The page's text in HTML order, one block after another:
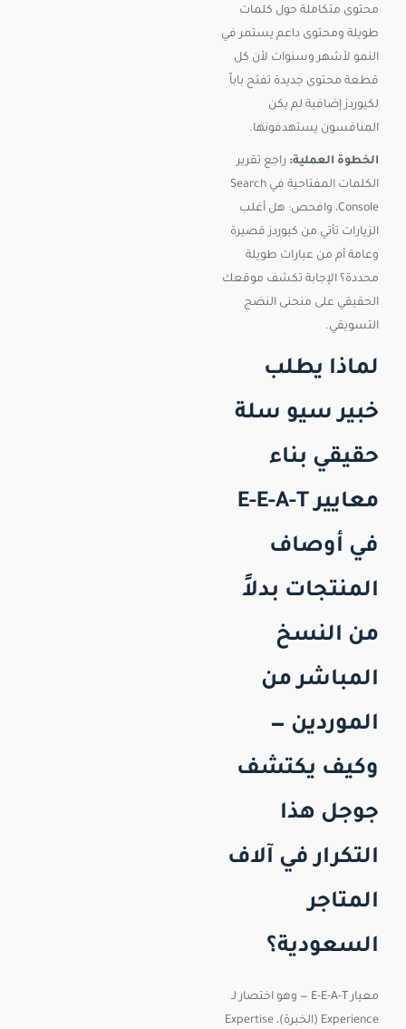
محتوى متكاملة حول كلمات
طويلة ومحتوى داعم يستمر في
النمو لأشهر وسنوات لأن كل
قطعة محتوى جديدة تفتح باباً
لكيوردز إضافية لم يكن
المنافسون يستهدفونها.
الخطوة العملية: راجع تقرير
الكلمات المفتاحية في Search
Console، وافحص: هل أغلب
الزيارات تأتي من كيوردز قصيرة
وعامة أم من عبارات طويلة
محددة؟ الإجابة تكشف موقعك
الحقيقي على منحنى النضج
التسويقي.
لماذا يطلب
خبير سيو سلة
حقيقي بناء
معايير E-E-A-T
في أوصاف
المنتجات بدلاً
من النسخ
المباشر من
الموردين —
وكيف يكتشف
جوجل هذا
التكرار في آلاف
المتاجر
السعودية؟
معيار E-E-A-T — وهو اختصار لـ
Experience (الخبرة)، Expertise